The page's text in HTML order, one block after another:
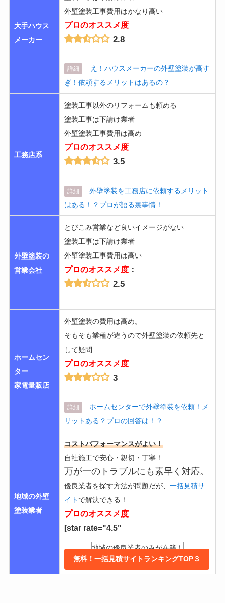
大手ハウス
メーカー
外壁塗装工事費用はかなり高い
プロのオススメ度
2.8
詳細
え！ハウスメーカーの外壁塗装が高す
ぎ！依頼するメリットはあるの？
工務店系
塗装工事以外のリフォームも頼める
塗装工事は下請け業者
外壁塗装工事費用は高め
プロのオススメ度
3.5
詳細
外壁塗装を工務店に依頼するメリット
はある！？プロが語る裏事情！
外壁塗装の
営業会社
とびこみ営業など良いイメージがない
塗装工事は下請け業者
外壁塗装工事費用は高い
プロのオススメ度：
2.5
ホームセン
ター
家電量販店
外壁塗装の費用は高め。
そもそも業種が違うので外壁塗装の依頼先と
して疑問
プロのオススメ度
3
詳細
ホームセンターで外壁塗装を依頼！メ
リットある？プロの回答は！？
地域の外壁
塗装業者
コストパフォーマンスがよい！
自社施工で安心・親切・丁寧！
万が一のトラブルにも素早く対応。
優良業者を探す方法が問題だが、 一括見積サ
イト で解決できる！
プロのオススメ度
[star rate="4.5"
地域の優良業者のみが在籍！
無料！一括見積サイトランキングTOP３